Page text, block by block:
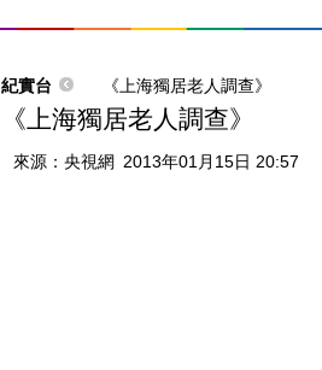
紀實台 《上海獨居老人調查》
《上海獨居老人調查》
來源： 央視網 2013年01月15日 20:57